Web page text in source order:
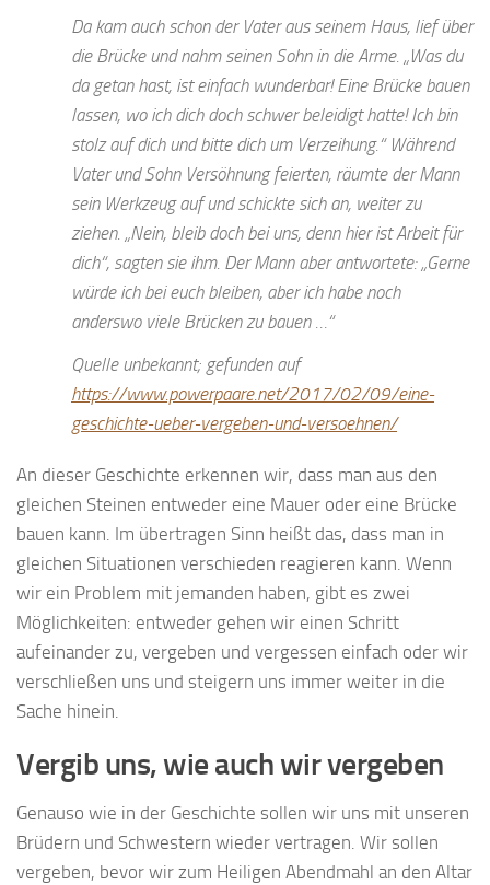
Da kam auch schon der Vater aus seinem Haus, lief über
die Brücke und nahm seinen Sohn in die Arme. „Was du
da getan hast, ist einfach wunderbar! Eine Brücke bauen
lassen, wo ich dich doch schwer beleidigt hatte! Ich bin
stolz auf dich und bitte dich um Verzeihung.“ Während
Vater und Sohn Versöhnung feierten, räumte der Mann
sein Werkzeug auf und schickte sich an, weiter zu
ziehen. „Nein, bleib doch bei uns, denn hier ist Arbeit für
dich“, sagten sie ihm. Der Mann aber antwortete: „Gerne
würde ich bei euch bleiben, aber ich habe noch
anderswo viele Brücken zu bauen …“
Quelle unbekannt; gefunden auf
https://www.powerpaare.net/2017/02/09/eine-
geschichte-ueber-vergeben-und-versoehnen/
An dieser Geschichte erkennen wir, dass man aus den
gleichen Steinen entweder eine Mauer oder eine Brücke
bauen kann. Im übertragen Sinn heißt das, dass man in
gleichen Situationen verschieden reagieren kann. Wenn
wir ein Problem mit jemanden haben, gibt es zwei
Möglichkeiten: entweder gehen wir einen Schritt
aufeinander zu, vergeben und vergessen einfach oder wir
verschließen uns und steigern uns immer weiter in die
Sache hinein.
Vergib uns, wie auch wir vergeben
Genauso wie in der Geschichte sollen wir uns mit unseren
Brüdern und Schwestern wieder vertragen. Wir sollen
vergeben, bevor wir zum Heiligen Abendmahl an den Altar